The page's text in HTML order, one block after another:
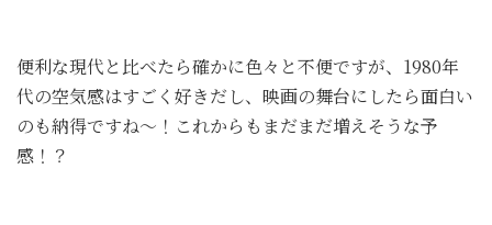
便利な現代と比べたら確かに色々と不便ですが、1980年
代の空気感はすごく好きだし、映画の舞台にしたら面白い
のも納得ですね〜！これからもまだまだ増えそうな予
感！？